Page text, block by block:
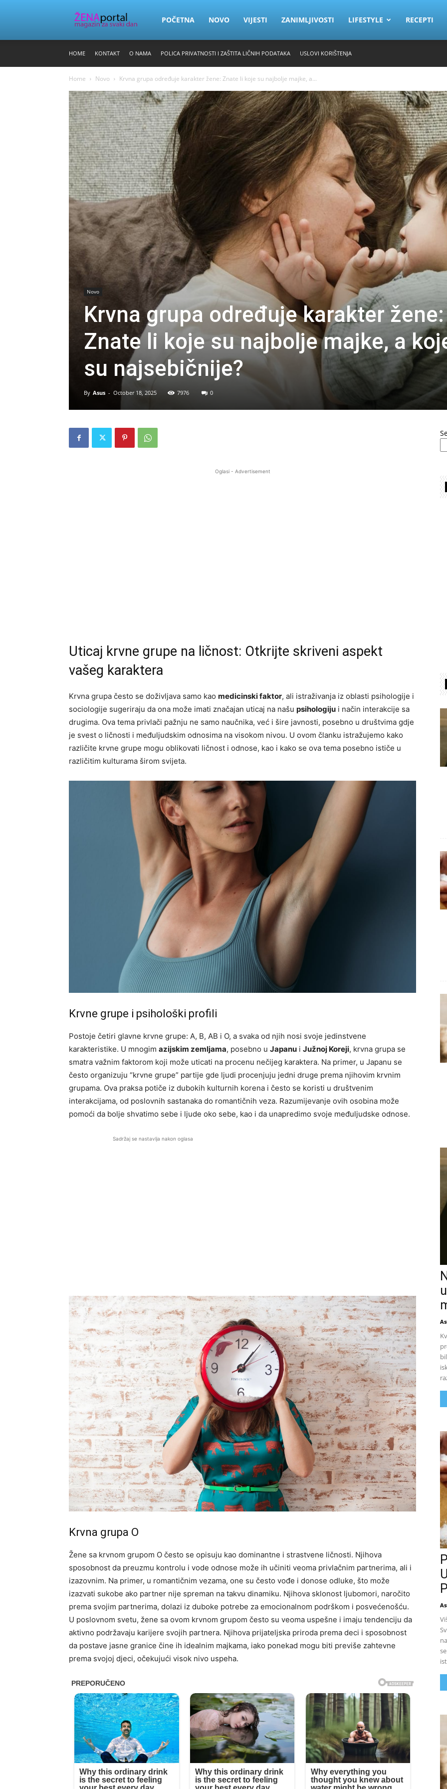
Zena
POČETNA NOVO VIJESTI ZANIMLJIVOSTI LIFESTYLE RECEPTI
HOME KONTAKT O NAMA POLICA PRIVATNOSTI I ZAŠTITA LIČNIH PODATAKA USLOVI KORIŠTENJA
Home Novo Krvna grupa određuje karakter žene: Znate li koje su najbolje majke, a...
Novo
Krvna grupa određuje karakter žene:
Znate li koje su najbolje majke, a
su najsebičnije?
By Asus - October 18, 2025 7976 0
Oglasi - Advertisement
Uticaj krvne grupe na ličnost: Otkrijte skriveni aspekt
vašeg karaktera
Krvna grupa često se doživljava samo kao medicinski faktor, ali istraživanja iz oblasti psihologije i
sociologije sugeriraju da ona može imati značajan uticaj na našu psihologiju i način interakcije sa
drugima. Ova tema privlači pažnju ne samo naučnika, već i šire javnosti, posebno u društvima gdje
je svest o ličnosti i međuljudskim odnosima na visokom nivou. U ovom članku istražujemo kako
različite krvne grupe mogu oblikovati ličnost i odnose, kao i kako se ova tema posebno ističe u
različitim kulturama širom svijeta.
Krvne grupe i psihološki profili
Postoje četiri glavne krvne grupe: A, B, AB i O, a svaka od njih nosi svoje jedinstvene
karakteristike. U mnogim azijskim zemljama, posebno u Japanu i Južnoj Koreji, krvna grupa se
smatra važnim faktorom koji može uticati na procenu nečijeg karaktera. Na primer, u Japanu se
često organizuju “krvne grupe” partije gde ljudi procenjuju jedni druge prema njihovim krvnim
grupama. Ova praksa potiče iz dubokih kulturnih korena i često se koristi u društvenim
interakcijama, od poslovnih sastanaka do romantičnih veza. Razumijevanje ovih osobina može
pomoći da bolje shvatimo sebe i ljude oko sebe, kao i da unapredimo svoje međuljudske odnose.
Sadržaj se nastavlja nakon oglasa
Krvna grupa O
Žene sa krvnom grupom O često se opisuju kao dominantne i strastvene ličnosti. Njihova
sposobnost da preuzmu kontrolu i vode odnose može ih učiniti veoma privlačnim partnerima, ali i
izazovnim. Na primer, u romantičnim vezama, one su često vođe i donose odluke, što može
izazvati sukobe ako partner nije spreman na takvu dinamiku. Njihova sklonost ljubomori, naročito
prema svojim partnerima, dolazi iz duboke potrebe za emocionalnom podrškom i posvećenošću.
U poslovnom svetu, žene sa ovom krvnom grupom često su veoma uspešne i imaju tendenciju da
aktivno podržavaju karijere svojih partnera. Njihova prijateljska priroda prema deci i sposobnost
da postave jasne granice čine ih idealnim majkama, iako ponekad mogu biti previše zahtevne
prema svojoj djeci, očekujući visok nivo uspeha.